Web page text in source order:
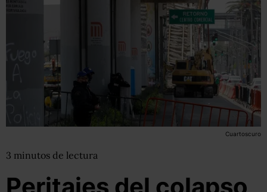
Cuartoscuro
3 minutos de lectura